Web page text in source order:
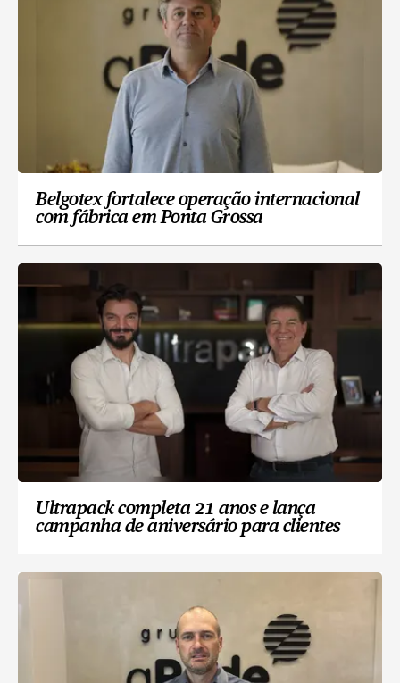
Belgotex fortalece operação internacional
com fábrica em Ponta Grossa
Ultrapack completa 21 anos e lança
campanha de aniversário para clientes